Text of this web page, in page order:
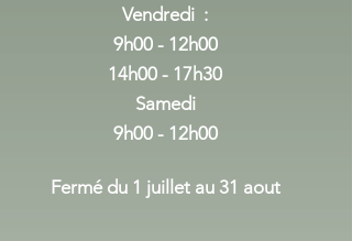
Vendredi :
9h00 - 12h00
14h00 - 17h30
Samedi
9h00 - 12h00
Fermé du 1 juillet au 31 aout